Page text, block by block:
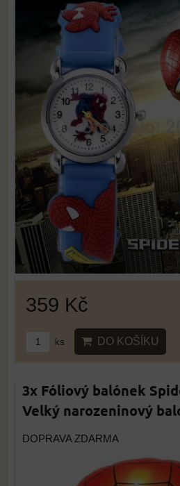
359 Kč
ks DO KOŠÍKU
3x Fóliový balónek
Velký narozeninový
DOPRAVA ZDARMA